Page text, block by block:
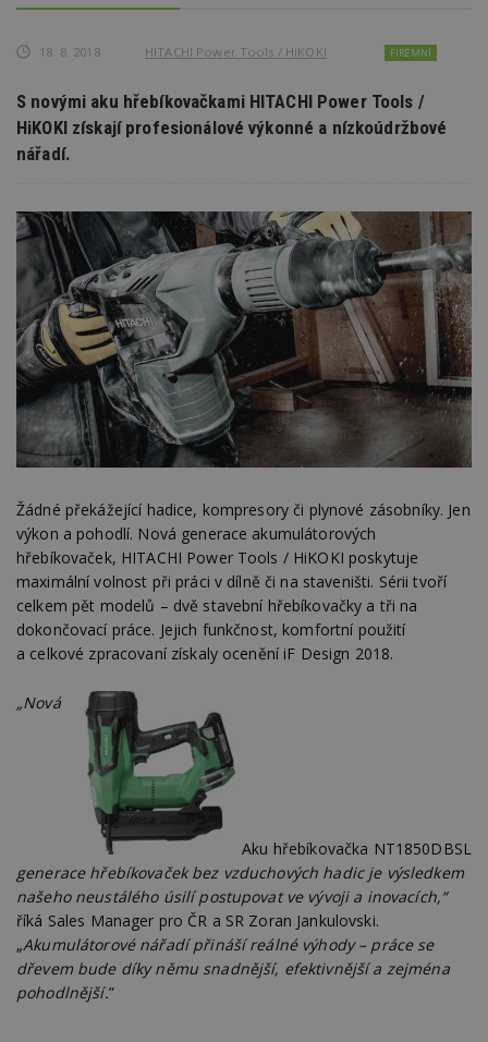
18. 8. 2018 HITACHI Power Tools / HiKOKI FIREMNÍ
S novými aku hřebíkovačkami HITACHI Power Tools /
HiKOKI získají profesionálové výkonné a nízkoúdržbové
nářadí.
Žádné překážející hadice, kompresory či plynové zásobníky. Jen
výkon a pohodlí. Nová generace akumulátorových
hřebíkovaček, HITACHI Power Tools / HiKOKI poskytuje
maximální volnost při práci v dílně či na staveništi. Sérii tvoří
celkem pět modelů – dvě stavební hřebíkovačky a tři na
dokončovací práce. Jejich funkčnost, komfortní použití
a celkové zpracovaní získaly ocenění iF Design 2018.
Aku hřebíkovačka NT1850DBSL
„Nová
generace hřebíkovaček bez vzduchových hadic je výsledkem
našeho neustálého úsilí postupovat ve vývoji a inovacích,“
říká Sales Manager pro ČR a SR Zoran Jankulovski.
„Akumulátorové nářadí přináší reálné výhody – práce se
dřevem bude díky němu snadnější, efektivnější a zejména
pohodlnější.”